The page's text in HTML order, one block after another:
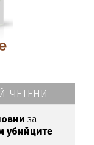
ЧЕТЕНИ
за
убийците